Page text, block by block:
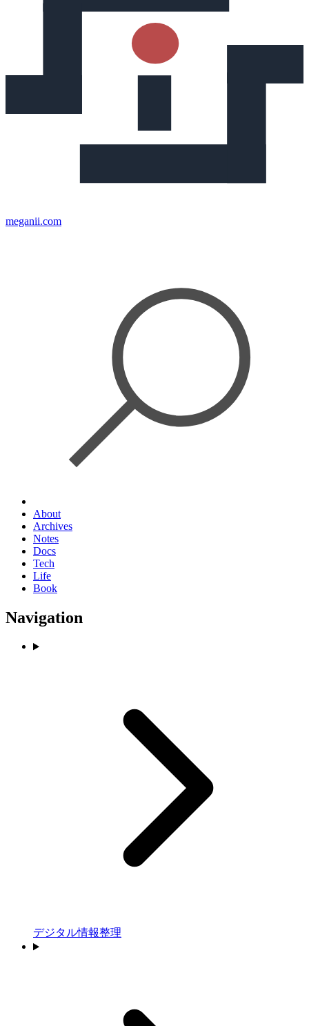
meganii.com
About
Archives
Notes
Docs
Tech
Life
Book
Navigation
デジタル情報整理